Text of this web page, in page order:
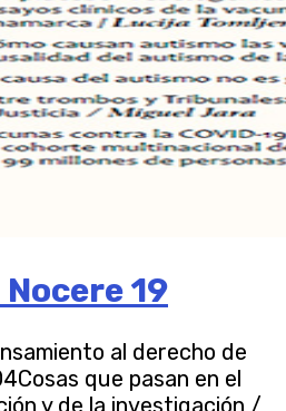
19
al derecho de
que pasan en el
y de la investigación /